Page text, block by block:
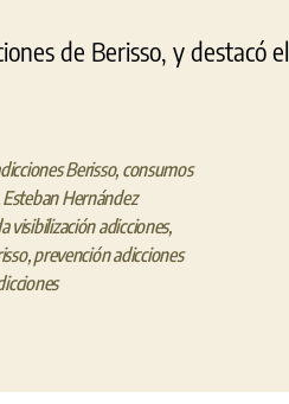
de Berisso, y destacó el
Berisso, consumos
Esteban Hernández
visibilización adicciones,
,prevención adicciones